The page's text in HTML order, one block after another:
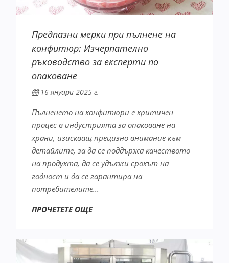
Предпазни мерки при пълнене на
конфитюр: Изчерпателно
ръководство за експерти по
опаковане
16 януари 2025 г.
Пълненето на конфитюри е критичен
процес в индустрията за опаковане на
храни, изискващ прецизно внимание към
детайлите, за да се поддържа качеството
на продукта, да се удължи срокът на
годност и да се гарантира на
потребителите...
ПРОЧЕТЕТЕ ОЩЕ